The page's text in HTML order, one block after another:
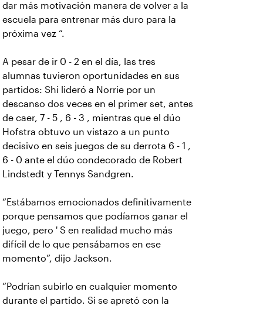
dar más motivación manera de volver a la
escuela para entrenar más duro para la
próxima vez “.
A pesar de ir 0 - 2 en el día, las tres
alumnas tuvieron oportunidades en sus
partidos: Shi lideró a Norrie por un
descanso dos veces en el primer set, antes
de caer, 7 - 5 , 6 - 3 , mientras que el dúo
Hofstra obtuvo un vistazo a un punto
decisivo en seis juegos de su derrota 6 - 1 ,
6 - 0 ante el dúo condecorado de Robert
Lindstedt y Tennys Sandgren.
“Estábamos emocionados definitivamente
porque pensamos que podíamos ganar el
juego, pero ' S en realidad mucho más
difícil de lo que pensábamos en ese
momento”, dijo Jackson.
“Podrían subirlo en cualquier momento
durante el partido. Si se apretó con la